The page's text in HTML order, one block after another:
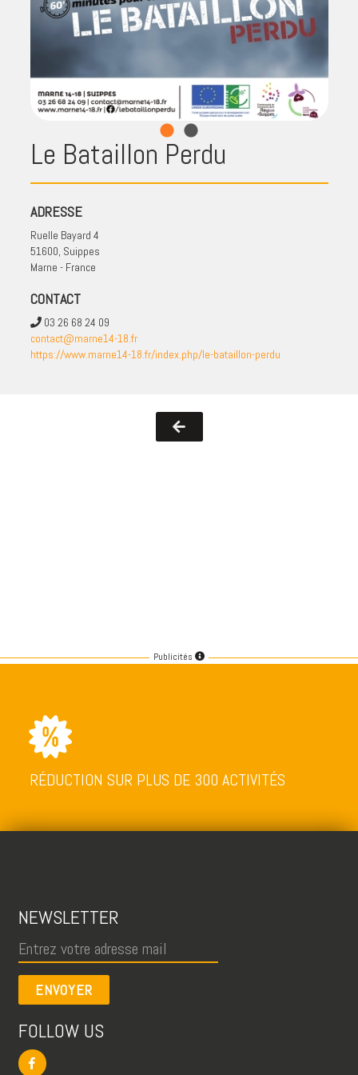
Le Bataillon Perdu
ADRESSE
Ruelle Bayard 4
51600, Suippes
Marne - France
CONTACT
03 26 68 24 09
contact@marne14-18.fr
https://www.marne14-18.fr/index.php/le-bataillon-perdu
Publicités
RÉDUCTION SUR PLUS DE 300 ACTIVITÉS
NEWSLETTER
ENVOYER
FOLLOW US